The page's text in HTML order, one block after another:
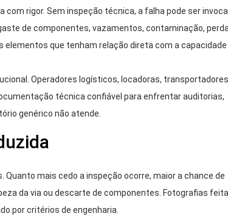
rigor. Sem inspeção técnica, a falha pode ser
de componentes, vazamentos, contaminação,
que tenham relação direta com a capacidade
Operadores logísticos, locadoras,
técnica confiável para enfrentar auditorias,
genérico não atende.
mais cedo a inspeção ocorre, maior a chance de
da via ou descarte de componentes. Fotografias
por critérios de engenharia.